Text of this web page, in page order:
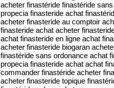
acheter finastéride finastéride
propecia finasteride achat
acheter finasteride au comptoir
finasteride achat acheter
achat finasteride en ligne achat
acheter finasteride biogaran
finastéride sans ordonance achat
propecia finasteride achat achat
commander finastéride acheter
acheter finasteride topique